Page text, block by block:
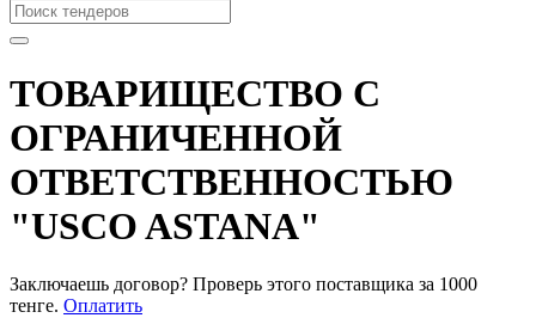
ТОВАРИЩЕСТВО С
ОГРАНИЧЕННОЙ
ОТВЕТСТВЕННОСТЬЮ
"USCO ASTANA"
Заключаешь договор? Проверь этого поставщика за 1000
тенге. Оплатить